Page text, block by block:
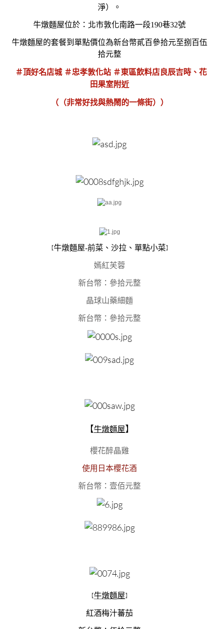
淨）。
牛燉麵屋位於：北市敦化南路一段190巷32號
牛燉麵屋的套餐到單點價位為新台幣貳百參拾元至捌百伍
拾元整
＃頂好名店城 ＃忠孝敦化站 ＃東區飲料店良辰吉時、花
田果室附近
（（非常好找與熱鬧的一條街））
【牛燉麵屋-前菜、沙拉、單點小菜】
嫣紅芙蓉
新台幣：參拾元整
晶球山藥細麵
新台幣：參拾元整
【牛燉麵屋】
櫻花醉晶雞
使用日本櫻花酒
新台幣：壹佰元整
【牛燉麵屋】
紅酒梅汁蕃茄